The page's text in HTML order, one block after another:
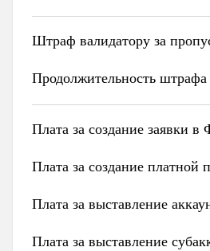
Штраф валидатору за
Продолжительность
Плата за создание заявки
Плата за создание платной
Плата за выставление
Плата за выставление